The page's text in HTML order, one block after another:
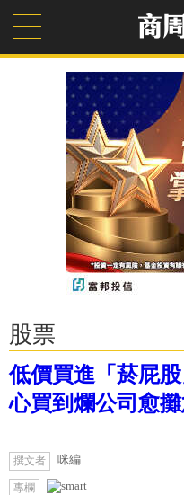
股票
低價買進「菸屁
心買到爛公司愈
撰文者 咪編
專欄